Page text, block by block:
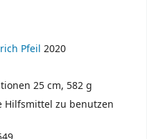
Pfeil 2020
25 cm, 582 g
Hilfsmittel zu benutzen